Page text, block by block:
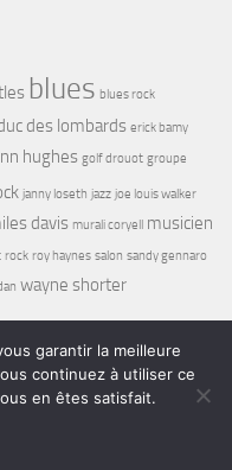
blues blues rock
des lombards erick bamy
hughes golf drouot groupe
janny loseth jazz joe louis walker
davis murali coryell musicien
rock roy haynes salon sandy gennaro
wayne shorter
réservés.
garantir la meilleure
continuez à utiliser ce
en êtes satisfait.